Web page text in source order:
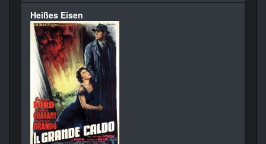
Heißes Eisen